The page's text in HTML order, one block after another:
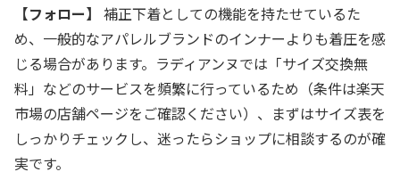
【フォロー】 補正下着としての機能を持たせているた
め、一般的なアパレルブランドのインナーよりも着圧を感
じる場合があります。ラディアンヌでは「サイズ交換無
料」などのサービスを頻繁に行っているため（条件は楽天
市場の店舗ページをご確認ください）、まずはサイズ表を
しっかりチェックし、迷ったらショップに相談するのが確
実です。